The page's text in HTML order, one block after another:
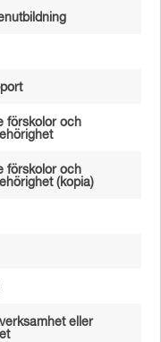
förskolor och
förskolor och
(kopia)
eller